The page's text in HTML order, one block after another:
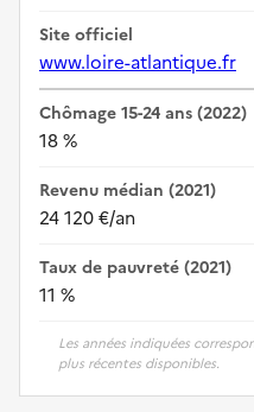
Site officiel
www.loire-atlantique.fr
Chômage 15-24 ans (2022)
18 %
Revenu médian (2021)
24 120 €/an
Taux de pauvreté (2021)
11 %
Les années indiquées
plus récentes disponibles.